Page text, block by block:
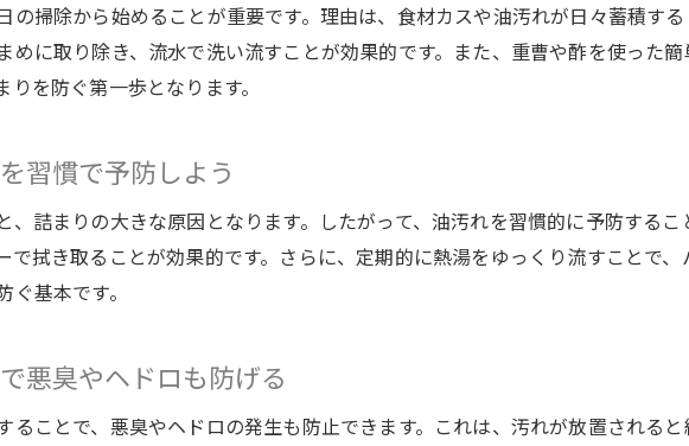
キッチン排水溝のぬめり予防に重曹が活躍
毎日の掃除に重曹を取り入れるメリット
油汚れを流さない工夫が詰まり予防の近道
お湯と重曹で油詰まりを効果的に解消
日常ケアでシンク詰まりリスクを大幅減少
の掃除から始めることが重要です。理由は、食材カスや油汚れが日々蓄積す
めに取り除き、流水で洗い流すことが効果的です。また、重曹や酢を使った
を防ぐ第一歩となります。
習慣で予防しよう
、詰まりの大きな原因となります。したがって、油汚れを習慣的に予防する
で拭き取ることが効果的です。さらに、定期的に熱湯をゆっくり流すことで
基本です。
悪臭やヘドロも防げる
ることで、悪臭やヘドロの発生も防止できます。これは、汚れが放置される